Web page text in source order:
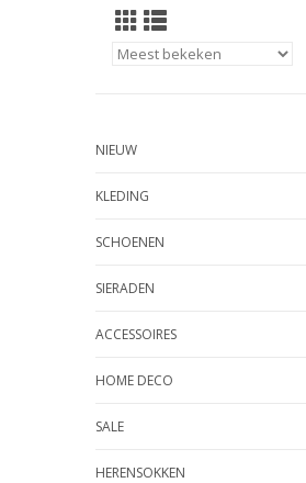
NIEUW
KLEDING
SCHOENEN
SIERADEN
ACCESSOIRES
HOME DECO
SALE
HERENSOKKEN